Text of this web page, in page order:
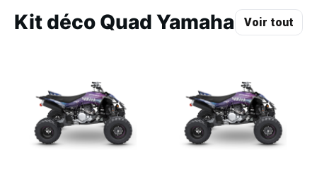
Kit déco Quad Yamaha Voir tout